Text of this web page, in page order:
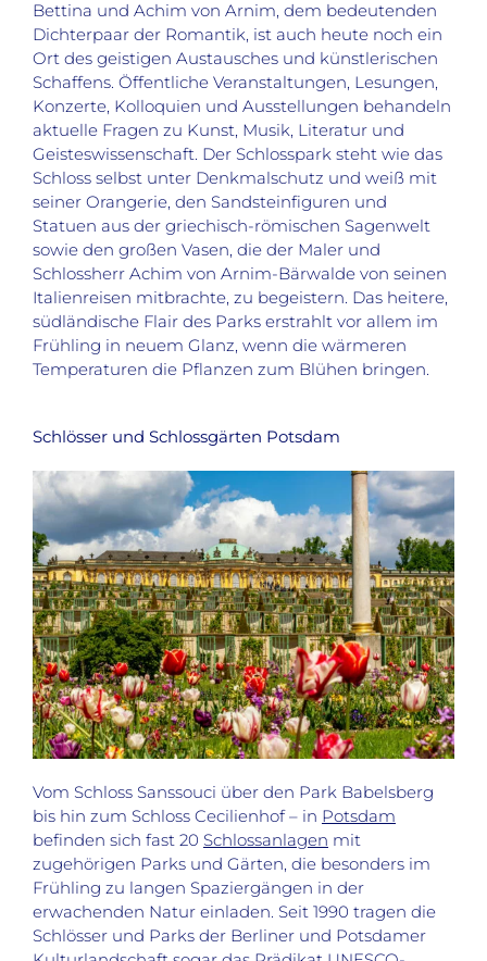
Bettina und Achim von Arnim, dem bedeutenden
Dichterpaar der Romantik, ist auch heute noch ein
Ort des geistigen Austausches und künstlerischen
Schaffens. Öffentliche Veranstaltungen, Lesungen,
Konzerte, Kolloquien und Ausstellungen behandeln
aktuelle Fragen zu Kunst, Musik, Literatur und
Geisteswissenschaft. Der Schlosspark steht wie das
Schloss selbst unter Denkmalschutz und weiß mit
seiner Orangerie, den Sandsteinfiguren und
Statuen aus der griechisch-römischen Sagenwelt
sowie den großen Vasen, die der Maler und
Schlossherr Achim von Arnim-Bärwalde von seinen
Italienreisen mitbrachte, zu begeistern. Das heitere,
südländische Flair des Parks erstrahlt vor allem im
Frühling in neuem Glanz, wenn die wärmeren
Temperaturen die Pflanzen zum Blühen bringen.
Schlösser und Schlossgärten Potsdam
Vom Schloss Sanssouci über den Park Babelsberg
bis hin zum Schloss Cecilienhof – in Potsdam
befinden sich fast 20 Schlossanlagen mit
zugehörigen Parks und Gärten, die besonders im
Frühling zu langen Spaziergängen in der
erwachenden Natur einladen. Seit 1990 tragen die
Schlösser und Parks der Berliner und Potsdamer